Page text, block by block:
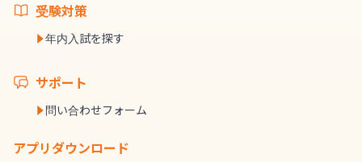
受験対策
年内入試を探す
サポート
問い合わせフォーム
アプリダウンロード